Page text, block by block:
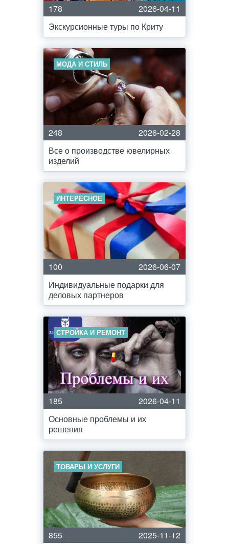
178
2026-04-11
Экскурсионные туры по Криту
МОДА И СТИЛЬ
248
2026-02-28
Все о производстве ювелирных
изделий
ИНТЕРЕСНОЕ
100
2026-06-07
Индивидуальные подарки для
деловых партнеров
СТРОЙКА И РЕМОНТ
185
2026-04-11
Основные проблемы и их
решения
ТОВАРЫ И УСЛУГИ
855
2025-11-12